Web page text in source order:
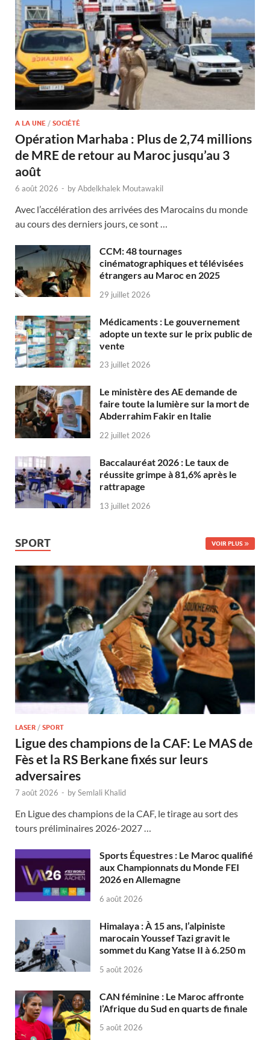
A LA UNE / SOCIÉTÉ
Opération Marhaba : Plus de 2,74 millions
de MRE de retour au Maroc jusqu’au 3
août
6 août 2026 - byAbdelkhalek Moutawakil
Avec l’accélération des arrivées des Marocains du monde
au cours des derniers jours, ce sont …
CCM: 48 tournages
cinématographiques et télévisées
étrangers au Maroc en 2025
29 juillet 2026
Médicaments : Le gouvernement
adopte un texte sur le prix public de
vente
23 juillet 2026
Le ministère des AE demande de
faire toute la lumière sur la mort de
Abderrahim Fakir en Italie
22 juillet 2026
Baccalauréat 2026 : Le taux de
réussite grimpe à 81,6% après le
rattrapage
13 juillet 2026
SPORT VOIR PLUS
LASER / SPORT
Ligue des champions de la CAF: Le MAS de
Fès et la RS Berkane fixés sur leurs
adversaires
7 août 2026 - bySemlali Khalid
En Ligue des champions de la CAF, le tirage au sort des
tours préliminaires 2026-2027 …
Sports Équestres : Le Maroc qualifié
aux Championnats du Monde FEI
2026 en Allemagne
6 août 2026
Himalaya : À 15 ans, l’alpiniste
marocain Youssef Tazi gravit le
sommet du Kang Yatse II à 6.250 m
5 août 2026
CAN féminine : Le Maroc affronte
l’Afrique du Sud en quarts de finale
5 août 2026